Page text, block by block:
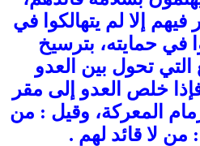
فيهم إلا لم يتهالكوا في
في حمايته، بترسيخ
التي تحول بين العدو
فإذا خلص العدو إلى مقر
زمام المعركة، وقيل : من
: من لا قائد لهم .